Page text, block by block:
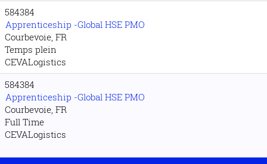
584384
Apprenticeship -Global HSE PMO
Courbevoie, FR
Temps plein
CEVALogistics
584384
Apprenticeship -Global HSE PMO
Courbevoie, FR
Full Time
CEVALogistics